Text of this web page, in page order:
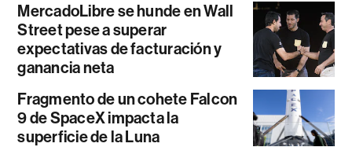
MercadoLibre se hunde en Wall
Street pese a superar
expectativas de facturación y
ganancia neta
Fragmento de un cohete Falcon
9 de SpaceX impacta la
superficie de la Luna